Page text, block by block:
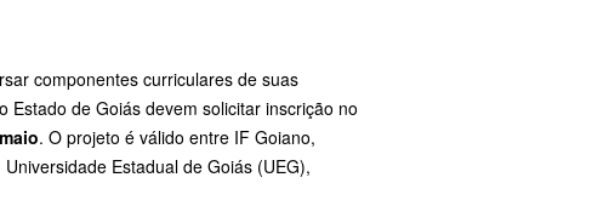
componentes curriculares de suas
de Goiás devem solicitar inscrição no
. O projeto é válido entre IF Goiano,
Estadual de Goiás (UEG),